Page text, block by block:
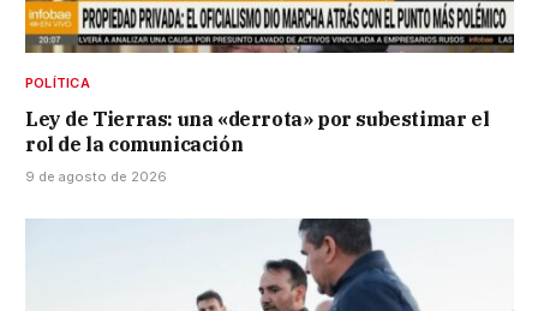
POLÍTICA
Ley de Tierras: una «derrota» por subestimar el
rol de la comunicación
9 de agosto de 2026